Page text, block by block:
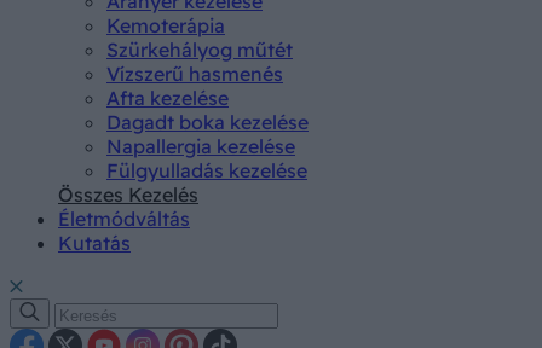
Kemoterápia
Szürkehályog műtét
Vízszerű hasmenés
Afta kezelése
Dagadt boka kezelése
Napallergia kezelése
Fülgyulladás kezelése
Összes Kezelés
Életmódváltás
Kutatás